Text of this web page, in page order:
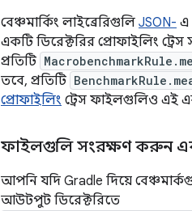
বেঞ্চমার্কিং লাইব্রেরিগুলি JSON- এ
একটি ডিরেক্টরির প্রোফাইলিং ট্রেস
প্রতিটি
তবে, প্রতিটি
প্রোফাইলিং ট্রেস ফাইলগুলিও এই
ফাইলগুলি সংরক্ষণ করুন
আপনি যদি Gradle দিয়ে
আউটপুট ডিরেক্টরিতে